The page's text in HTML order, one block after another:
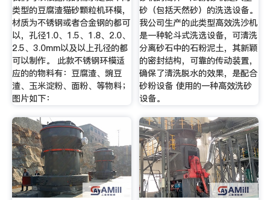
类型的豆腐渣猫砂颗粒机环模，
材质为不锈钢或者合金钢的都可
以，孔径1.0、1.5、1.8、2.0、
2.5、3.0mm以及以上孔径的都
可以制作。 此款不锈钢环模适
应的的物料有：豆腐渣、豌豆
渣、玉米淀粉、面粉、等物料；
图片如下：
砂（包括天然砂）的洗选设备。
我公司生产的此类型高效洗沙机
是一种轮斗式洗选设备，可清洗
分离砂石中的石粉泥土，其新颖
的密封结构，可靠的传动装置，
确保了清洗脱水的效果，是配合
砂粉设备 使用的一种高效洗砂
设备。